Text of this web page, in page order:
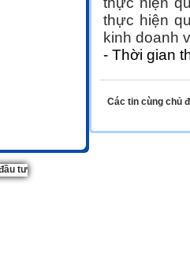
thực hiện
kinh doanh
- Thời gian
Các tin cùng chủ